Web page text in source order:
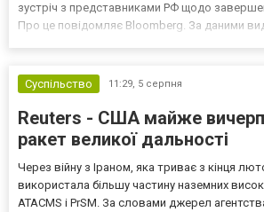
зустріч з представниками РФ щодо
Про це повідомляє Bloomberg. За даними
Суспільство
11:29, 5 серпня
Reuters - США майже
ракет великої дальності
Через війну з Іраном, яка триває з кінця
використала більшу частину наземних
ATACMS і PrSM. За словами джерел